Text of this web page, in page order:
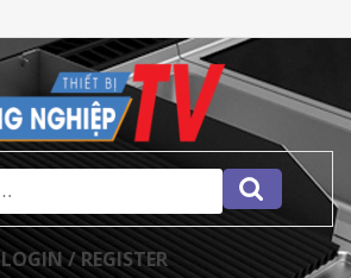
LOGIN / REGISTER